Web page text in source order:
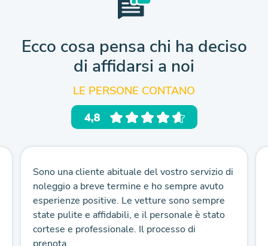
Ecco cosa pensa chi ha deciso
di affidarsi a noi
LE PERSONE CONTANO
Sono una cliente abituale del vostro servizio di
noleggio a breve termine e ho sempre avuto
esperienze positive. Le vetture sono sempre
state pulite e affidabili, e il personale è stato
cortese e professionale. Il processo di